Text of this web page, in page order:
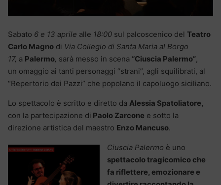
Sabato 6 e 13 aprile alle 18:00 sul palcoscenico del Teatro
Carlo Magno di Via Collegio di Santa Maria al Borgo
17, a Palermo, sarà messo in scena “Ciuscia Palermo”,
un omaggio ai tanti personaggi “strani”, agli squilibrati, al
“Repertorio dei Pazzi” che popolano il capoluogo siciliano.
Lo spettacolo è scritto e diretto da Alessia Spatoliatore,
con la partecipazione di Paolo Zarcone e sotto la
direzione artistica del maestro Enzo Mancuso.
Ciuscia Palermo è uno
spettacolo tragicomico che
fa riflettere, emozionare e